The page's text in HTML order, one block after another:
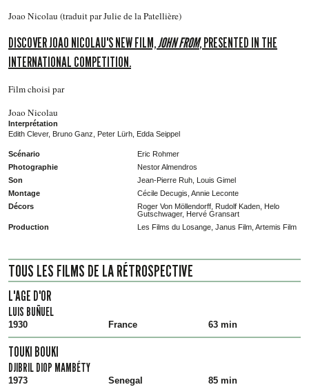
Joao Nicolau (traduit par Julie de la Patellière)
DISCOVER JOAO NICOLAU'S NEW FILM,JOHN FROM, PRESENTED IN THE
INTERNATIONAL COMPETITION.
Film choisi par
Joao Nicolau
Interprétation
Edith Clever, Bruno Ganz, Peter Lürh, Edda Seippel
Scénario
Eric Rohmer
Photographie
Nestor Almendros
Son
Jean-Pierre Ruh, Louis Gimel
Montage
Cécile Decugis, Annie Leconte
Décors
Roger Von Möllendorff, Rudolf Kaden, Helo
Gutschwager, Hervé Gransart
Production
Les Films du Losange, Janus Film, Artemis Film
TOUS LES FILMS DE LA RÉTROSPECTIVE
L'AGE D'OR
LUIS BUÑUEL
1930 France 63 min
TOUKI BOUKI
DJIBRIL DIOP MAMBÉTY
1973 Senegal 85 min